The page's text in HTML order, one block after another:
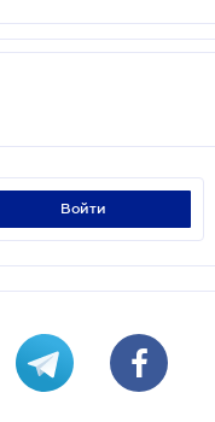
войти